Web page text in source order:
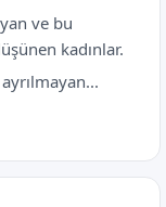
ve bu
kadınlar.